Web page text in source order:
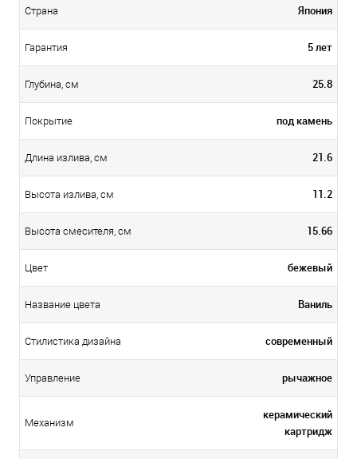
Страна Япония
Гарантия 5 лет
Глубина, см 25.8
Покрытие под камень
Длина излива, см 21.6
Высота излива, см 11.2
Высота смесителя, см 15.66
Цвет бежевый
Название цвета Ваниль
Стилистика дизайна современный
Управление рычажное
Механизм
керамический
картридж